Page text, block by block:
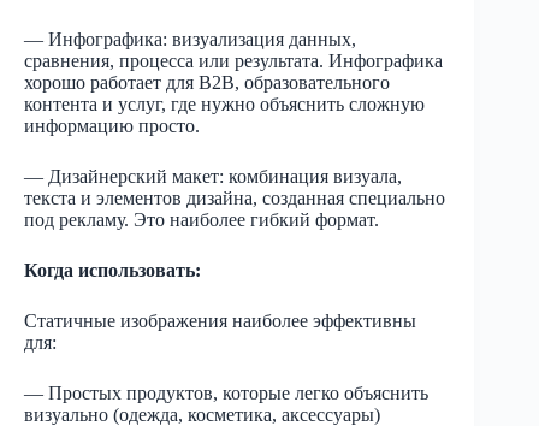
— Инфографика: визуализация данных,
сравнения, процесса или результата. Инфографика
хорошо работает для B2B, образовательного
контента и услуг, где нужно объяснить сложную
информацию просто.
— Дизайнерский макет: комбинация визуала,
текста и элементов дизайна, созданная специально
под рекламу. Это наиболее гибкий формат.
Когда использовать:
Статичные изображения наиболее эффективны
для:
— Простых продуктов, которые легко объяснить
визуально (одежда, косметика, аксессуары)